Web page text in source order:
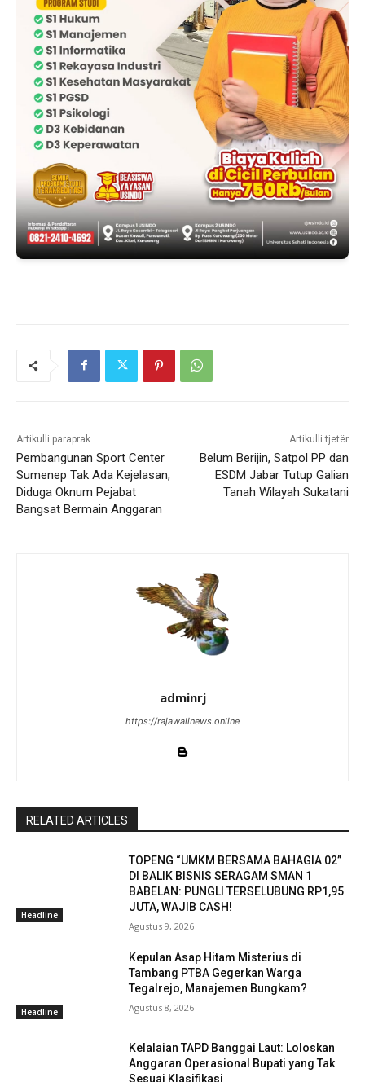
Artikulli paraprak
Pembangunan Sport Center
Sumenep Tak Ada Kejelasan,
Diduga Oknum Pejabat
Bangsat Bermain Anggaran
Artikulli tjetër
Belum Berijin, Satpol PP dan
ESDM Jabar Tutup Galian
Tanah Wilayah Sukatani
adminrj
https://rajawalinews.online
RELATED ARTICLES
Headline
TOPENG “UMKM BERSAMA BAHAGIA 02”
DI BALIK BISNIS SERAGAM SMAN 1
BABELAN: PUNGLI TERSELUBUNG RP1,95
JUTA, WAJIB CASH!
Agustus 9, 2026
Headline
Kepulan Asap Hitam Misterius di
Tambang PTBA Gegerkan Warga
Tegalrejo, Manajemen Bungkam?
Agustus 8, 2026
Kelalaian TAPD Banggai Laut: Loloskan
Anggaran Operasional Bupati yang Tak
Sesuai Klasifikasi